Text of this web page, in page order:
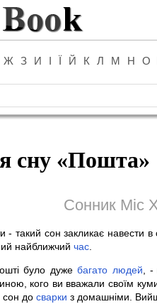
Ж З И І Ї Й К Л М Н О
сну «Пошта»
Сонник Міс
- такий сон закликає навести
найближчий час.
було дужебагато людей ,
кого ви вважали своїм
сон до сварки з домашніми.